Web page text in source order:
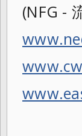
(NFG -